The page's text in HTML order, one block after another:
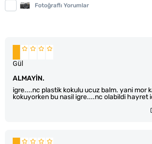
Fotoğraflı Yorumlar
ALMAYİN.
igre....nc plastik kokulu ucuz balm. yani mor
kokuyorken bu nasil igre....nc olabildi hayret
Gül